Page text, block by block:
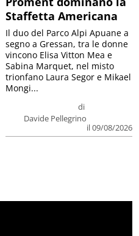
Staffetta Americana
di
Davide Pellegrino
il 09/08/2026
Il duo del Parco Alpi Apuane a
segno a Gressan, tra le donne
vincono Elisa Vitton Mea e
Sabina Marquet, nel misto
trionfano Laura Segor e Mikael
Mongi...